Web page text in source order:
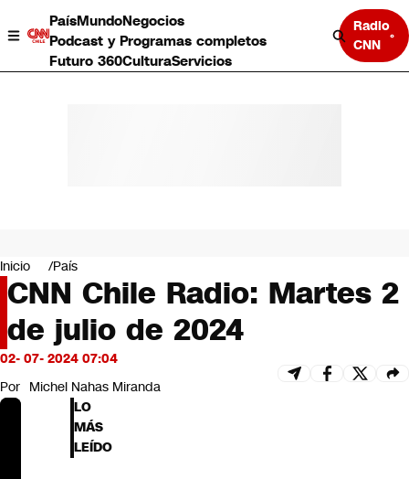
PaísMundoNegocios
Podcast y Programas completos
Futuro 360CulturaServicios
Radio
CNN
Negocios
Deportes
Programas completos
Cultura
Servicios
Bits
CNN Data
CNN tiempo
Futuro 360
Inicio País
CNN Chile Radio: Martes 2
de julio de 2024
02- 07- 2024 07:04
Por Michel Nahas Miranda
LO
MÁS
LEÍDO